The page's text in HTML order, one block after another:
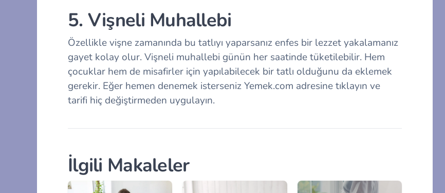
5. Vişneli Muhallebi
Özellikle vişne zamanında bu tatlıyı yaparsanız enfes bir lezzet yakalamanız
gayet kolay olur. Vişneli muhallebi günün her saatinde tüketilebilir. Hem
çocuklar hem de misafirler için yapılabilecek bir tatlı olduğunu da eklemek
gerekir. Eğer hemen denemek isterseniz Yemek.com adresine tıklayın ve
tarifi hiç değiştirmeden uygulayın.
İlgili Makaleler